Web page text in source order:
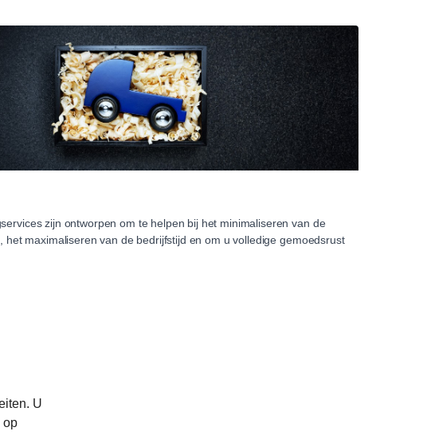
zijn ontworpen om te helpen bij het minimaliseren van de
het maximaliseren van de bedrijfstijd en om u volledige gemoedsrust
U
op